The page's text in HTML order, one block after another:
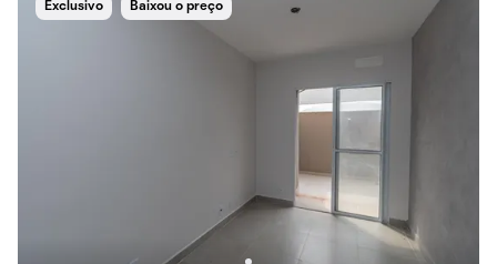
Exclusivo Baixou o preço